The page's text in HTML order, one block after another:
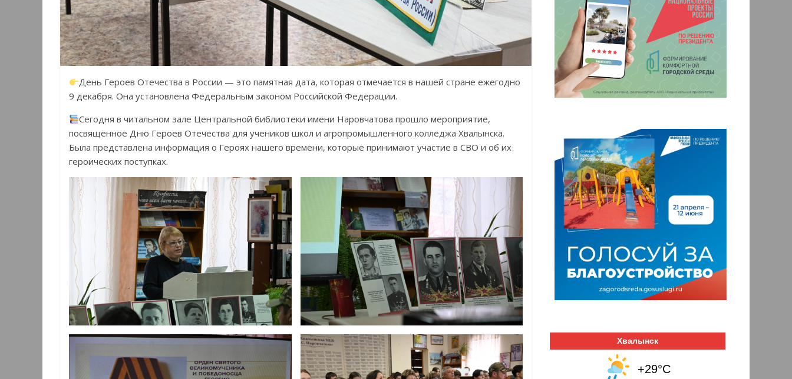
День Героев Отечества в России — это памятная дата, которая отмечается в нашей стране ежегодно
9 декабря. Она установлена Федеральным законом Российской Федерации.
Сегодня в читальном зале Центральной библиотеки имени Наровчатова прошло мероприятие,
посвящённое Дню Героев Отечества для учеников школ и агропромышленного колледжа Хвалынска.
Была представлена информация о Героях нашего времени, которые принимают участие в СВО и об их
героических поступках.
Хвалынск
+29°C